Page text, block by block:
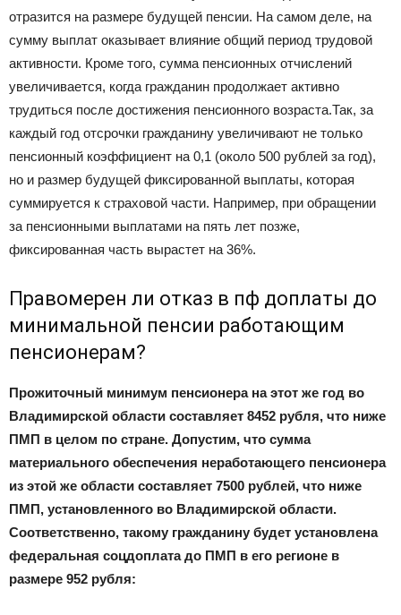
отразится на размере будущей пенсии. На самом деле, на
сумму выплат оказывает влияние общий период трудовой
активности. Кроме того, сумма пенсионных отчислений
увеличивается, когда гражданин продолжает активно
трудиться после достижения пенсионного возраста.Так, за
каждый год отсрочки гражданину увеличивают не только
пенсионный коэффициент на 0,1 (около 500 рублей за год),
но и размер будущей фиксированной выплаты, которая
суммируется к страховой части. Например, при обращении
за пенсионными выплатами на пять лет позже,
фиксированная часть вырастет на 36%.
Правомерен ли отказ в пф доплаты до
минимальной пенсии работающим
пенсионерам?
Прожиточный минимум пенсионера на этот же год во
Владимирской области составляет 8452 рубля, что ниже
ПМП в целом по стране. Допустим, что сумма
материального обеспечения неработающего пенсионера
из этой же области составляет 7500 рублей, что ниже
ПМП, установленного во Владимирской области.
Соответственно, такому гражданину будет установлена
федеральная соцдоплата до ПМП в его регионе в
размере 952 рубля: